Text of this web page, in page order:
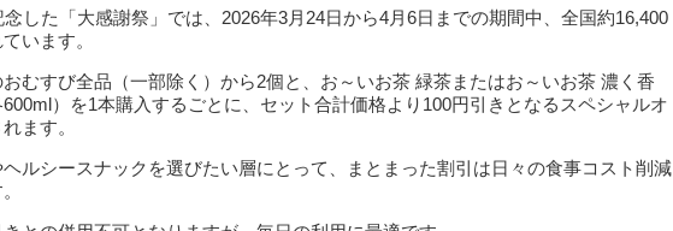
した「大感謝祭」では、2026年3月24日から4月6日までの期間中、全国約16,400
います。
むすび全品（一部除く）から2個と、お～いお茶 緑茶またはお～いお茶 濃く香
）を1本購入するごとに、セット合計価格より100円引きとなるスペシャルオ
ます。
ルシースナックを選びたい層にとって、まとまった割引は日々の食事コスト削減